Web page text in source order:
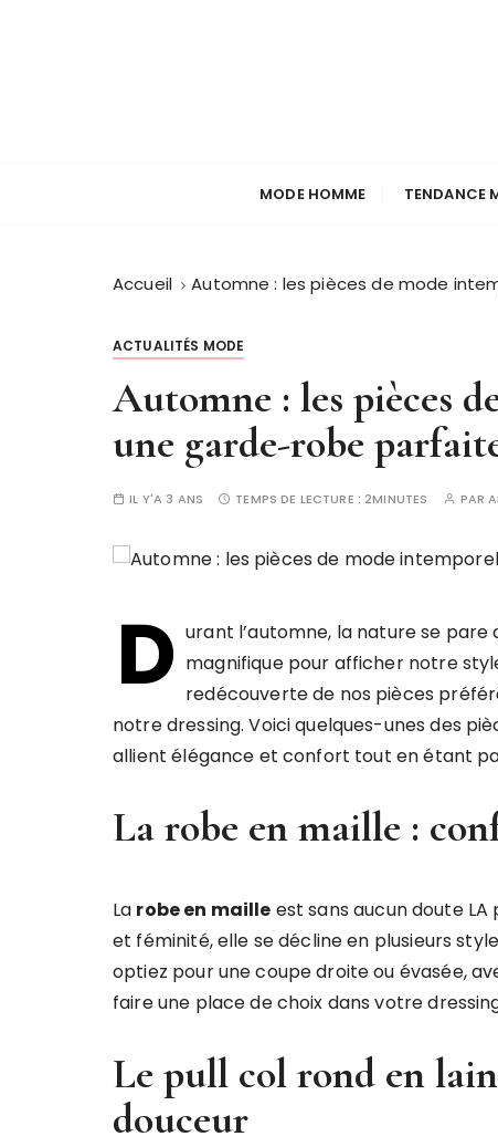
MODE HOMME TENDANCE
Accueil Automne : les pièces de mode
ACTUALITÉS MODE
Automne : les pièces
une garde-robe
IL Y'A 3 ANS TEMPS DE LECTURE :2MINUTES PAR
D urant l’automne, la nature se
magnifique pour afficher notre
redécouverte de nos pièces
notre dressing. Voici quelques-unes des
allient élégance et confort tout en étant
La robe en maille :
La robe en maille est sans aucun doute
et féminité, elle se décline en plusieurs
optiez pour une coupe droite ou évasée,
faire une place de choix dans votre
Le pull col rond en
douceur